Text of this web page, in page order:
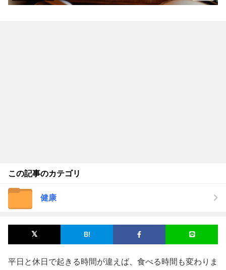
この記事のカテゴリ
健康
平日と休日で起きる時間が違えば、食べる時間も変わりま